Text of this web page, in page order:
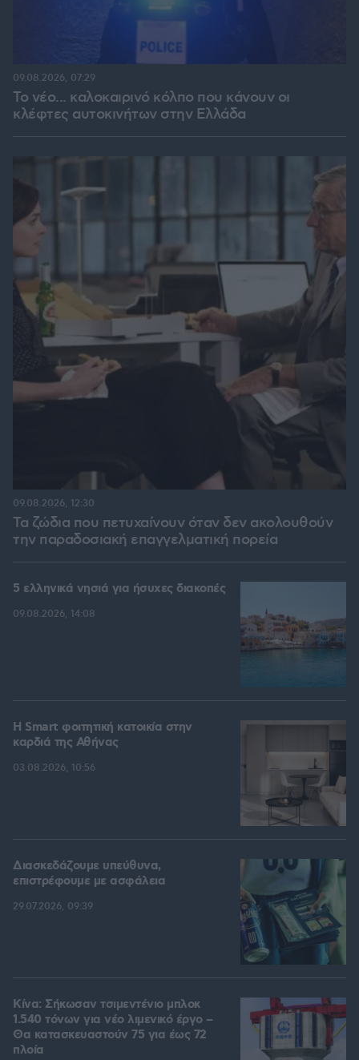
Το νέο... καλοκαιρινό κόλπο που κάνουν οι
κλέφτες αυτοκινήτων στην Ελλάδα
09.08.2026, 07:29
Τα ζώδια που πετυχαίνουν όταν δεν ακολουθούν
την παραδοσιακή επαγγελματική πορεία
09.08.2026, 12:30
5 ελληνικά νησιά για ήσυχες διακοπές
09.08.2026, 14:08
Η Smart φοιτητική κατοικία στην
καρδιά της Αθήνας
03.08.2026, 10:56
Διασκεδάζουμε υπεύθυνα,
επιστρέφουμε με ασφάλεια
29.07.2026, 09:39
Κίνα: Σήκωσαν τσιμεντένιο μπλοκ
1.540 τόνων για νέο λιμενικό έργο –
Θα κατασκευαστούν 75 για έως 72
πλοία